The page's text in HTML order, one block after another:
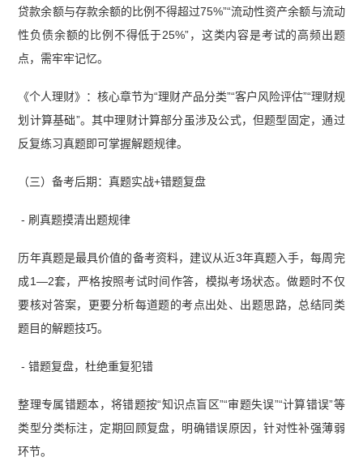
贷款余额与存款余额的比例不得超过75%”“流动性资产余额与流动
性负债余额的比例不得低于25%”，这类内容是考试的高频出题
点，需牢牢记忆。
《个人理财》：核心章节为“理财产品分类”“客户风险评估”“理财规
划计算基础”。其中理财计算部分虽涉及公式，但题型固定，通过
反复练习真题即可掌握解题规律。
（三）备考后期：真题实战+错题复盘
- 刷真题摸清出题规律
历年真题是最具价值的备考资料，建议从近3年真题入手，每周完
成1—2套，严格按照考试时间作答，模拟考场状态。做题时不仅
要核对答案，更要分析每道题的考点出处、出题思路，总结同类
题目的解题技巧。
- 错题复盘，杜绝重复犯错
整理专属错题本，将错题按“知识点盲区”“审题失误”“计算错误”等
类型分类标注，定期回顾复盘，明确错误原因，针对性补强薄弱
环节。